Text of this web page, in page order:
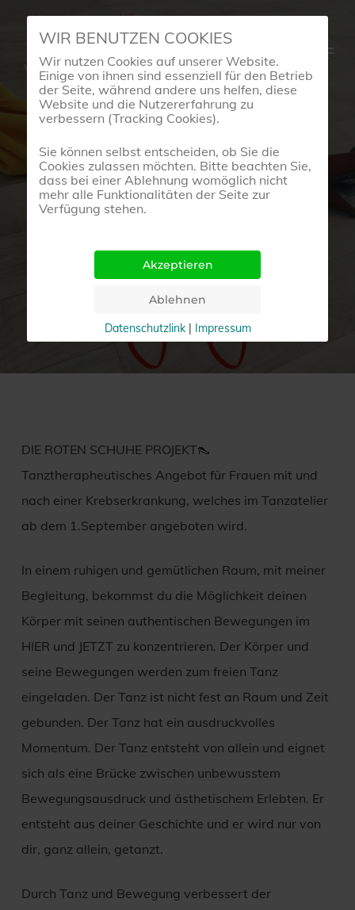
main
content
Menu
BeArt-Blog
DIE ROTEN SCHUHE
Krebs
24. Juni 2018
DIE ROTEN SCHUHE PROJEKT👠
Tanztherapheutisches Angebot für Frauen mit und
nach einer Krebserkrankung, welches im Tanzatelier
ab dem 1.September angeboten wird.
In einem ruhigen und gemütlichen Raum, mit meiner
Begleitung, bekommst du die Möglichkeit deinen
Körper mit seinen authentischen Bewegungen im
HIER und JETZT zu konzentrieren. Der Körper und
seine Bewegungen werden zum freien Tanz
eingeladen. Der Tanz ist nicht fest an Raum und Zeit
gebunden. Der Tanz hat ein ausdruckvolles
Momentum. Der Tanz entsteht von allein und eignet
sich als eine Brücke zwischen unbewusstem
Bewegungsausdruck und ästhetischem Erlebten. Er
entsteht aus deiner Geschichte und er wird nur von
dir, ganz allein, getanzt.
Durch Tanz und Bewegung verbessert der
WIR BENUTZEN COOKIES
Wir nutzen Cookies auf unserer Website.
Einige von ihnen sind essenziell für den Betrieb
der Seite, während andere uns helfen, diese
Website und die Nutzererfahrung zu
verbessern (Tracking Cookies).
Sie können selbst entscheiden, ob Sie die
Cookies zulassen möchten. Bitte beachten Sie,
dass bei einer Ablehnung womöglich nicht
mehr alle Funktionalitäten der Seite zur
Verfügung stehen.
Datenschutzlink | Impressum